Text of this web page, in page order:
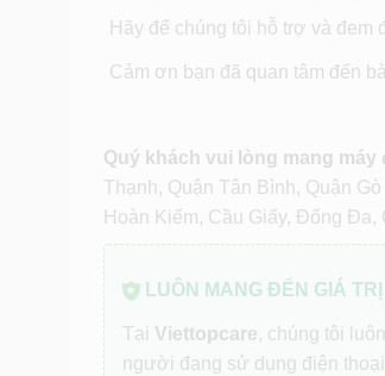
Hãy để chúng tôi hỗ trợ và đem
Cảm ơn bạn đã quan tâm đến
Quý khách vui lòng mang máy
Thạnh, Quận Tân Bình, Quận
Hoàn Kiếm, Cầu Giấy, Đống Đa,
LUÔN MANG ĐẾN GIÁ
Tại Viettopcare, chúng tôi
người đang sử dụng điện